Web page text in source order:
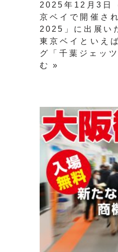
2025年12月3日
京ベイで開催さ
2025」に出展い
東京ベイといえ
グ「千葉ジェッ
む »